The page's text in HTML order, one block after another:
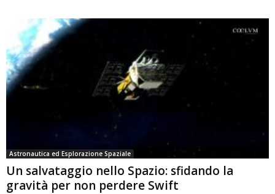
Astronautica ed Esplorazione Spaziale
Un salvataggio nello Spazio: sfidando la
gravità per non perdere Swift